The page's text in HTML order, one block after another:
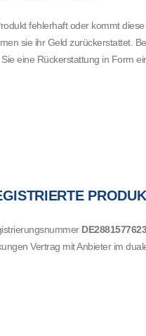
fehlerhaft oder kommt diese
sie ihr Geld zurückerstattet.
eine Rückerstattung in Form
Vertrag mit Anbieter im